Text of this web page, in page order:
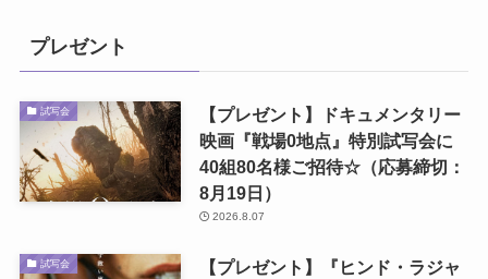
プレゼント
試写会
【プレゼント】ドキュメンタリー
映画『戦場0地点』特別試写会に
40組80名様ご招待☆（応募締切：
8月19日）
2026.8.07
試写会
【プレゼント】『ヒンド・ラジャ